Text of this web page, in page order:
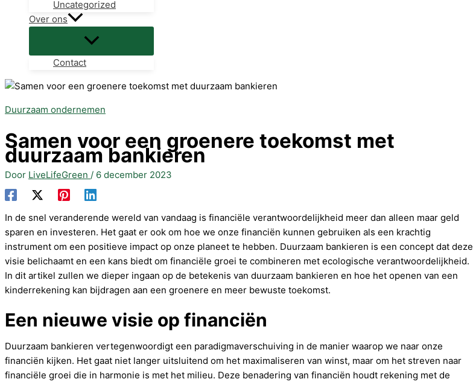
Uncategorized
Over ons
Contact
Duurzaam ondernemen
Samen voor een groenere toekomst met
duurzaam bankieren
Door LiveLifeGreen / 6 december 2023
In de snel veranderende wereld van vandaag is financiële verantwoordelijkheid meer dan alleen maar geld
sparen en investeren. Het gaat er ook om hoe we onze financiën kunnen gebruiken als een krachtig
instrument om een positieve impact op onze planeet te hebben. Duurzaam bankieren is een concept dat deze
visie belichaamt en een kans biedt om financiële groei te combineren met ecologische verantwoordelijkheid.
In dit artikel zullen we dieper ingaan op de betekenis van duurzaam bankieren en hoe het openen van een
kinderrekening kan bijdragen aan een groenere en meer bewuste toekomst.
Een nieuwe visie op financiën
Duurzaam bankieren vertegenwoordigt een paradigmaverschuiving in de manier waarop we naar onze
financiën kijken. Het gaat niet langer uitsluitend om het maximaliseren van winst, maar om het streven naar
financiële groei die in harmonie is met het milieu. Deze benadering van financiën houdt rekening met de